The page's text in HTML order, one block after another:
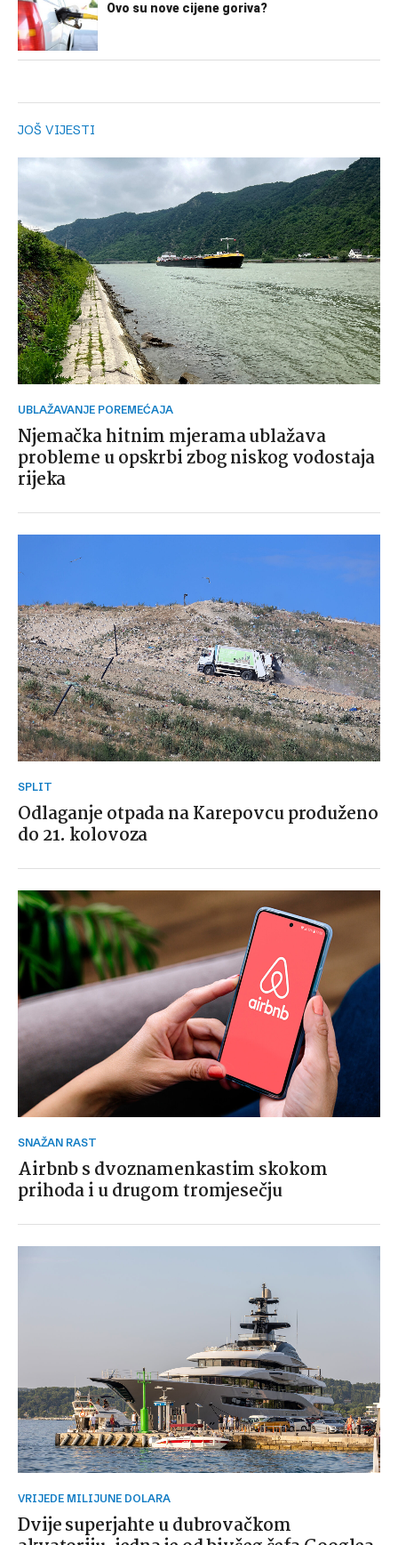
JOŠ VIJESTI
UBLAŽAVANJE POREMEĆAJA
Njemačka hitnim mjerama ublažava
probleme u opskrbi zbog niskog vodostaja
rijeka
SPLIT
Odlaganje otpada na Karepovcu produženo
do 21. kolovoza
SNAŽAN RAST
Airbnb s dvoznamenkastim skokom
prihoda i u drugom tromjesečju
VRIJEDE MILIJUNE DOLARA
Dvije superjahte u dubrovačkom